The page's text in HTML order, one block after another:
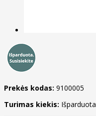
Prekės kodas: 9100005
Turimas kiekis: Išparduota